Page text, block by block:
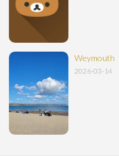
Weymouth
2026-03-14